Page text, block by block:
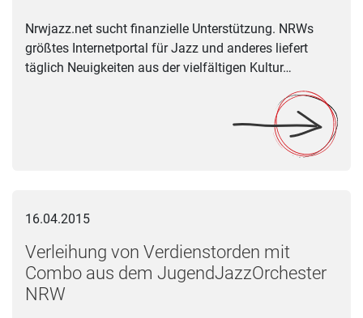
Nrwjazz.net sucht finanzielle Unterstützung. NRWs
größtes Internetportal für Jazz und anderes liefert
täglich Neuigkeiten aus der vielfältigen Kultur…
16.04.2015
Verleihung von Verdienstorden mit
Combo aus dem JugendJazzOrchester
NRW